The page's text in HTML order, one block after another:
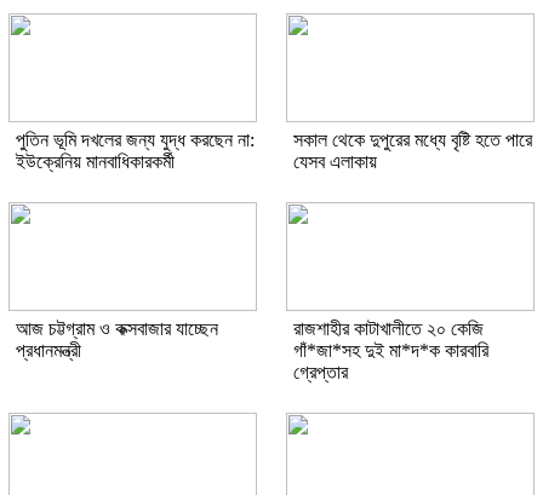
পুতিন ভূমি দখলের জন্য যুদ্ধ করছেন না:
ইউক্রেনিয় মানবাধিকারকর্মী
সকাল থেকে দুপুরের মধ্যে বৃষ্টি হতে পারে
যেসব এলাকায়
আজ চট্টগ্রাম ও কক্সবাজার যাচ্ছেন
প্রধানমন্ত্রী
রাজশাহীর কাটাখালীতে ২০ কেজি
গাঁ*জা*সহ দুই মা*দ*ক কারবারি
গ্রেপ্তার